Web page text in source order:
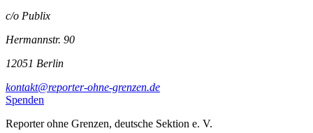
c/o Publix
Hermannstr. 90
12051 Berlin
kontakt@reporter-ohne-grenzen.de
Spenden
Reporter ohne Grenzen, deutsche Sektion e. V.